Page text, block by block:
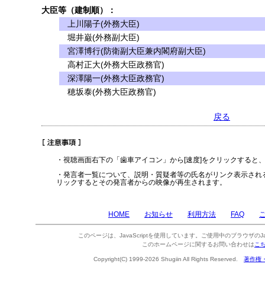
大臣等（建制順）：
上川陽子(外務大臣)
堀井巌(外務副大臣)
宮澤博行(防衛副大臣兼内閣府副大臣)
高村正大(外務大臣政務官)
深澤陽一(外務大臣政務官)
穂坂泰(外務大臣政務官)
戻る
・視聴画面右下の「歯車アイコン」から[速度]をクリックすると
・発言者一覧について、説明・質疑者等の氏名がリンク表示さ
リックするとその発言者からの映像が再生されます。
HOME お知らせ 利用方法 FAQ
このページは、JavaScriptを使用しています。ご使用中のブラウザの
このホームページに関するお問い合わせは こ
Copyright(C) 1999-2026 Shugiin All Rights Reserved. 著作権